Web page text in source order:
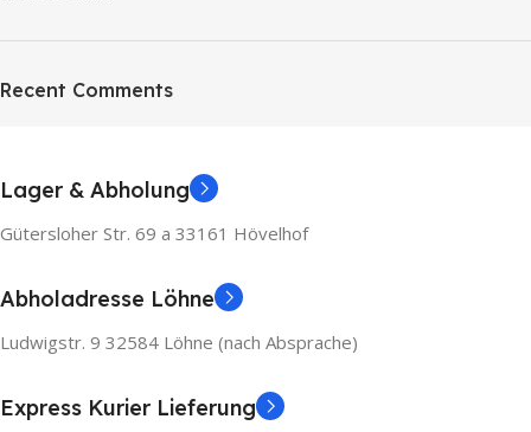
Recent Comments
Lager & Abholung
Gütersloher Str. 69 a 33161 Hövelhof
Abholadresse Löhne
Ludwigstr. 9 32584 Löhne (nach Absprache)
Express Kurier Lieferung